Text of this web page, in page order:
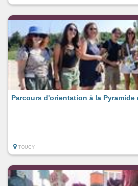
Parcours d'orientation à la Pyramide
TOUCY